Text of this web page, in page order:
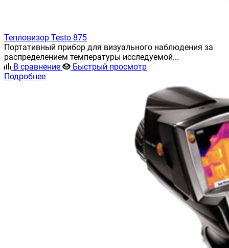
Тепловизор Testo 875
Портативный прибор для визуального наблюдения за
распределением температуры исследуемой...
В сравнение
Быстрый просмотр
Подробнее